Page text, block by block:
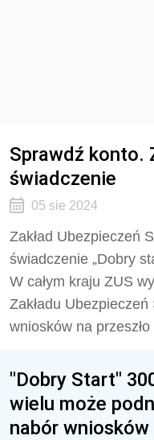
Sprawdź konto.
świadczenie
05 sie 2024
Zakład Ubezpieczeń
świadczenie „Dobry
W całym kraju ZUS
Zakładu Ubezpieczeń
wniosków na
"Dobry Start"
wielu może
nabór